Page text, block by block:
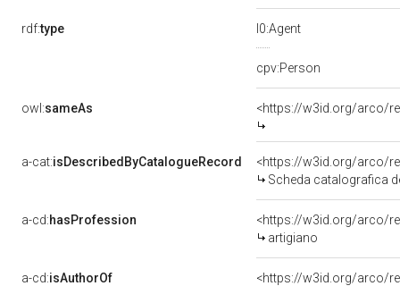
rdf:type l0:Agent
cpv:Person
owl:sameAs <https://w3id.org/arco/
a-cat:isDescribedByCatalogueRecord
<https://w3id.org/arco/
Scheda catalografica
a-cd:hasProfession
<https://w3id.org/arco/
artigiano
a-cd:isAuthorOf
<https://w3id.org/arco/